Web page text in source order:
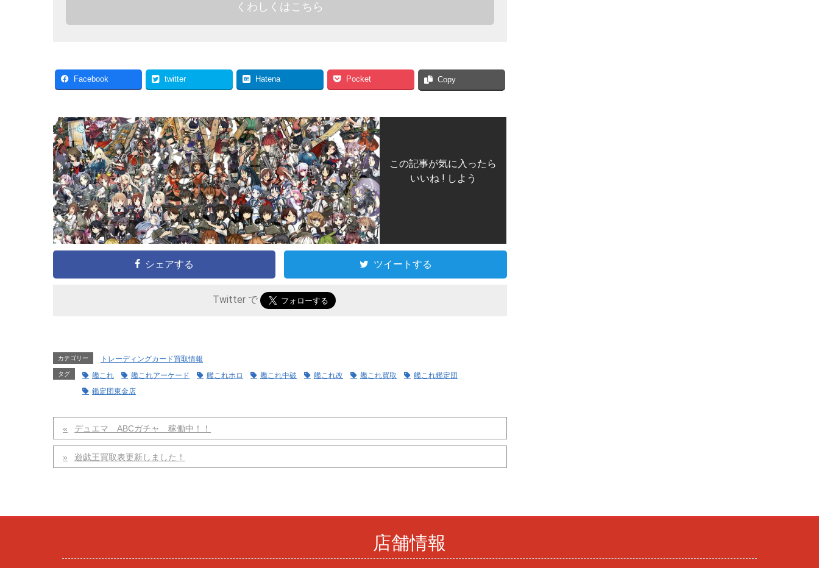
くわしくはこちら
Facebook twitter Hatena Pocket Copy
この記事が気に入ったら
いいね ! しよう
シェアする ツイートする
Twitter で
カテゴリー トレーディングカード買取情報
タグ 艦これ 艦これアーケード 艦これホロ 艦これ中破 艦これ改 艦これ買取
艦これ鑑定団
鑑定団東金店
デュエマ ABCガチャ 稼働中！！
遊戯王買取表更新しました！
店舗情報